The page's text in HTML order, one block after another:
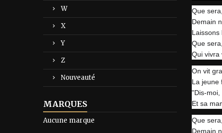
W
X
Y
Z
Nouveauté
MARQUES
Aucune marque
Que
Demain
Laissons
Que
Qui vivra
On vit
La jeune
"Dis-moi,
Et sa
Que
Demain